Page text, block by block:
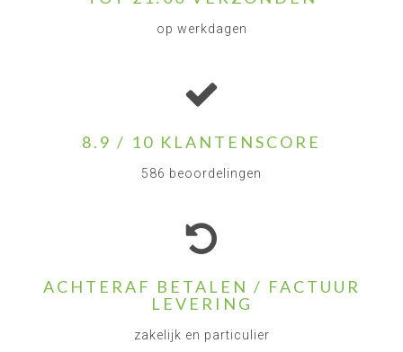
op werkdagen
8.9 / 10 KLANTENSCORE
586 beoordelingen
ACHTERAF BETALEN / FACTUUR
LEVERING
zakelijk en particulier